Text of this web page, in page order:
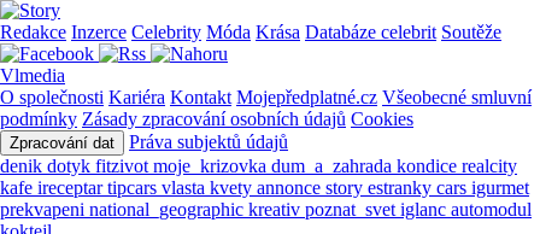
Redakce Inzerce Celebrity Móda Krása Databáze celebrit Soutěže
Vlmedia
O společnosti Kariéra Kontakt Mojepředplatné.cz Všeobecné smluvní
podmínky Zásady zpracování osobních údajů Cookies
Zpracování dat
Práva subjektů údajů
denik dotyk fitzivot moje_krizovka dum_a_zahrada kondice realcity
kafe ireceptartipcars vlasta kvety annonce story estranky cars igurmet
prekvapeni national_geographic kreativ poznat_svet iglanc automodul